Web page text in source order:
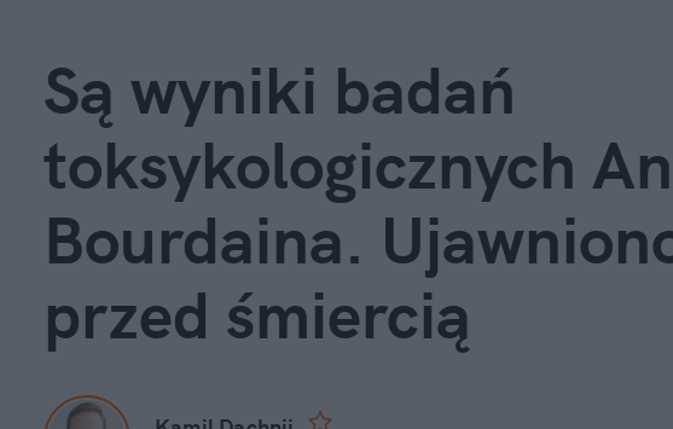
Są wyniki badań
toksykologicznych
Bourdaina.
przed śmiercią